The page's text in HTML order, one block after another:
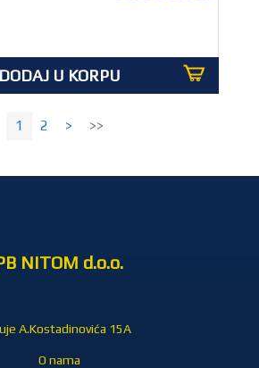
DODAJ U KORPU
1 2 > >>
NITOM d.o.o.
A.Kostadinovića 15A
O nama